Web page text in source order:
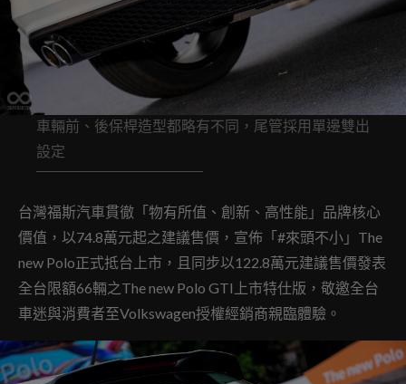
車輛前、後保桿造型都略有不同，尾管採用單邊雙出
設定
台灣福斯汽車貫徹「物有所值、創新、高性能」品牌核心
價值，以74.8萬元起之建議售價，宣佈「#來頭不小」The
new Polo正式抵台上市，且同步以122.8萬元建議售價發表
全台限額66輛之The new Polo GTI上市特仕版，敬邀全台
車迷與消費者至Volkswagen授權經銷商親臨體驗。